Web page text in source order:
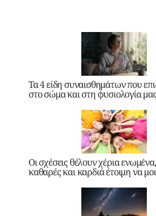
Τα 4 είδη συναισθημάτων που
στο σώμα και στη φυσιολογία
Οι σχέσεις θέλουν χέρια
καθαρές και καρδιά έτοιμη να